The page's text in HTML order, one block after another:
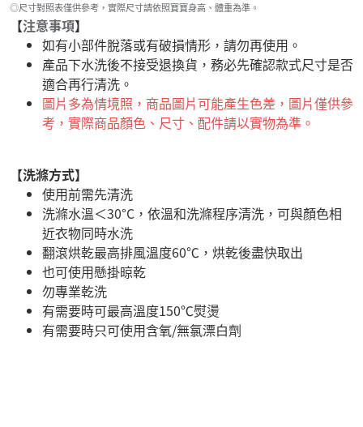
◎尺寸對照表僅供參考，實際尺寸請依照寶寶身高、體重為準。
【注意事項】
如有小部件脫落或有破損情形，請勿再使用。
產品下水洗後不接受退換貨，務必先確認款式尺寸是否
適合再行清洗。
圖片多為情境照，商品圖片可能產生色差，圖片僅供參
考，實際商品顏色、尺寸、配件請以實物為準。
【洗滌方式】
使用前需先清洗
洗滌水溫＜30°C，依溫和洗滌程序清洗，可與顏色相
近衣物同時水洗
翻滾烘乾最高排風溫度60℃，烘乾後盡快取出
也可使用懸掛晾乾
勿專業乾洗
有需要時可最高溫度150℃熨燙
有需要時只可使用含氧/無氯漂白劑